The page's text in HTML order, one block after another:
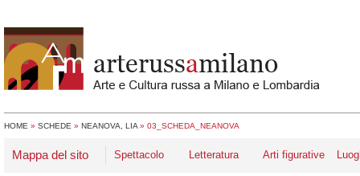
HOME » SCHEDE » NEANOVA, LIA » 03_SCHEDA_NEANOVA
Mappa del sito Spettacolo Letteratura Arti figurative